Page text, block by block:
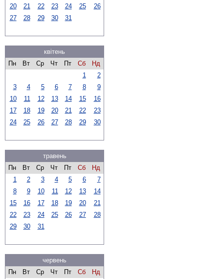
20 21 22 23 24 25
26
27
28 29 30 31
квітень
Пн
Вт Ср Чт Пт Сб
Нд
1
2
3
4 5 6 7 8
9
10
11 12 13 14 15
16
17
18 19 20 21 22
23
24
25 26 27 28 29 30
травень
Пн
Вт Ср Чт Пт Сб
Нд
1
2 3 4 5 6
7
8
9 10 11 12 13
14
15
16 17 18 19 20
21
22
23 24 25 26 27
28
29
30 31
червень
Пн
Вт Ср Чт Пт Сб
Нд